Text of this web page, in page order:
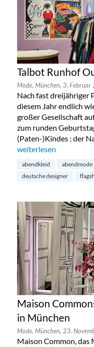
Talbot Runhof
Mode, München, 3. Februar
Nach fast dreijähriger
diesem Jahr endlich
großer Gesellschaft
zum runden
(Paten-)Kindes : der
„Talbot Runhof Outlet
weiterlesen
abendkleid abendmode
deutsche designer
Maison
in München
Mode, München, 23.
Maison Common, das